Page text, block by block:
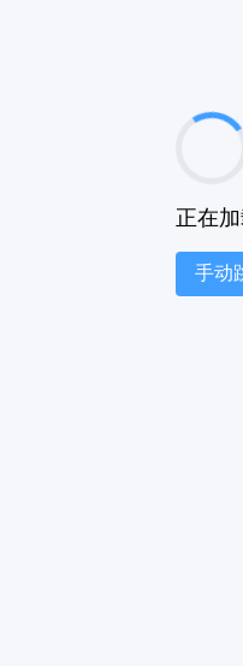
正在
手动